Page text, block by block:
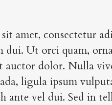
amet, consectetur
dui. Ut orci quam,
auctor dolor. Nulla
ligula ipsum
ante vel dui. Sed in